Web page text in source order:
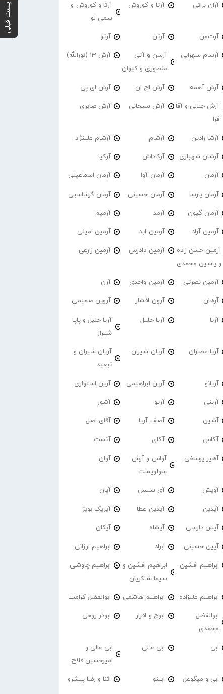
پست قبلی آران براتی آرتا و کوروش
آرتا و کوروش و
سمی لو
آرت‌من آرتن آرتو
آرسام سهرابی
آرسن و آتی
منصوری و کیوان
آرش 13 (نورالله)
آرش آهمه آرش اچ ان آرش ای پی
آرش جلالی و آقا
فرا
آرش سبحانی آرش صابری
آرشا رادین آرشام آرشام علینژاد
آرشان شهبازی آرکاداش آرکیا
آرمان آرمان آوا آرمان اسماعیلی
آرمان پارسا آرمان حسینی آرمان گرشاسبی
آرمان گیون آرمد آرمیم
آرمین آراد آرمین ابد آرمین امینی
آرمین حسن زاده
و یاسین محمدی
آرمین دادرس آرمین زارعی
آرمین نصرتی آرمین واحدی آرن
آرهان آرون افشار آروین صمیمی
آریا آریا خلیل
آریا خلیل و پاپا
شیراز
آریا عصاران آریان شیران
آریان شیران و
تبعید
آریانو آرین ابراهیمی آرین استواری
آرینی آریو آشور
آشین آصف آریا آقای اصل
آکاس آکای آنست
آهیر یوسفی
آواس و آرش
سولویست
آوان
آویش آی سیس آیان
آیدین آیدین عطا آیریک بویز
آیس دارسی آیشاه آیکان
آیین حسینی اَبراد ابراهیم ارزانی
ابراهیم افشین
ابراهیم افشین و
سیما شاکریان
ابراهیم چاوشی
ابراهیم علیزاده ابراهیم هاشمی ابوالفضل کرامت
ابوالفضل
محمدی
ابوچ و اقرار ابوذر روحی
ابی ابی عالی
ابی عالی و
امیرحسین فلاح
ابی و میگوعل ابینو اثنا و رضا پیشرو